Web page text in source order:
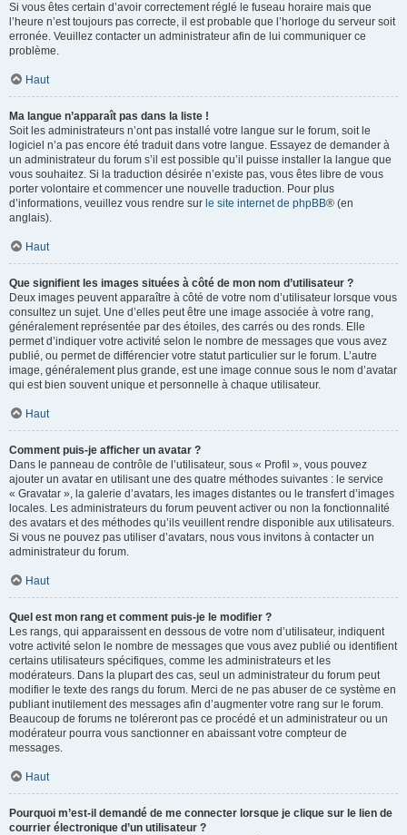
Si vous êtes certain d’avoir correctement réglé le fuseau horaire mais que
l’heure n’est toujours pas correcte, il est probable que l’horloge du serveur soit
erronée. Veuillez contacter un administrateur afin de lui communiquer ce
problème.
Haut
Ma langue n’apparaît pas dans la liste !
Soit les administrateurs n’ont pas installé votre langue sur le forum, soit le
logiciel n’a pas encore été traduit dans votre langue. Essayez de demander à
un administrateur du forum s’il est possible qu’il puisse installer la langue que
vous souhaitez. Si la traduction désirée n’existe pas, vous êtes libre de vous
porter volontaire et commencer une nouvelle traduction. Pour plus
d’informations, veuillez vous rendre sur le site internet de phpBB® (en
anglais).
Haut
Que signifient les images situées à côté de mon nom d’utilisateur ?
Deux images peuvent apparaître à côté de votre nom d’utilisateur lorsque vous
consultez un sujet. Une d’elles peut être une image associée à votre rang,
généralement représentée par des étoiles, des carrés ou des ronds. Elle
permet d’indiquer votre activité selon le nombre de messages que vous avez
publié, ou permet de différencier votre statut particulier sur le forum. L’autre
image, généralement plus grande, est une image connue sous le nom d’avatar
qui est bien souvent unique et personnelle à chaque utilisateur.
Haut
Comment puis-je afficher un avatar ?
Dans le panneau de contrôle de l’utilisateur, sous « Profil », vous pouvez
ajouter un avatar en utilisant une des quatre méthodes suivantes : le service
« Gravatar », la galerie d’avatars, les images distantes ou le transfert d’images
locales. Les administrateurs du forum peuvent activer ou non la fonctionnalité
des avatars et des méthodes qu’ils veuillent rendre disponible aux utilisateurs.
Si vous ne pouvez pas utiliser d’avatars, nous vous invitons à contacter un
administrateur du forum.
Haut
Quel est mon rang et comment puis-je le modifier ?
Les rangs, qui apparaissent en dessous de votre nom d’utilisateur, indiquent
votre activité selon le nombre de messages que vous avez publié ou identifient
certains utilisateurs spécifiques, comme les administrateurs et les
modérateurs. Dans la plupart des cas, seul un administrateur du forum peut
modifier le texte des rangs du forum. Merci de ne pas abuser de ce système en
publiant inutilement des messages afin d’augmenter votre rang sur le forum.
Beaucoup de forums ne toléreront pas ce procédé et un administrateur ou un
modérateur pourra vous sanctionner en abaissant votre compteur de
messages.
Haut
Pourquoi m’est-il demandé de me connecter lorsque je clique sur le lien de
courrier électronique d’un utilisateur ?